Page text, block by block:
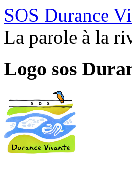
SOS Durance
La parole à la
Logo sos